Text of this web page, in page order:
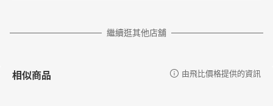
繼續逛其他店舖
相似商品 由飛比價格提供的資訊